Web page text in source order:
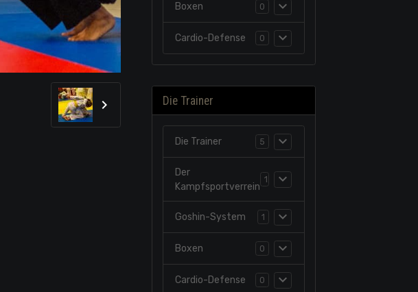
Boxen 0
Cardio-Defense 0
Die Trainer
Die Trainer 5
Der
Kampfsportverrein
Goshin-System 1
Boxen 0
Cardio-Defense 0